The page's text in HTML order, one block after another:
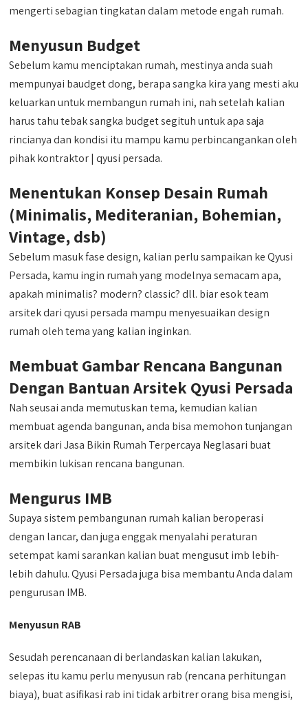
mengerti sebagian tingkatan dalam metode engah rumah.
Menyusun Budget
Sebelum kamu menciptakan rumah, mestinya anda suah
mempunyai baudget dong, berapa sangka kira yang mesti aku
keluarkan untuk membangun rumah ini, nah setelah kalian
harus tahu tebak sangka budget segituh untuk apa saja
rincianya dan kondisi itu mampu kamu perbincangankan oleh
pihak kontraktor | qyusi persada.
Menentukan Konsep Desain Rumah
(Minimalis, Mediteranian, Bohemian,
Vintage, dsb)
Sebelum masuk fase design, kalian perlu sampaikan ke Qyusi
Persada, kamu ingin rumah yang modelnya semacam apa,
apakah minimalis? modern? classic? dll. biar esok team
arsitek dari qyusi persada mampu menyesuaikan design
rumah oleh tema yang kalian inginkan.
Membuat Gambar Rencana Bangunan
Dengan Bantuan Arsitek Qyusi Persada
Nah seusai anda memutuskan tema, kemudian kalian
membuat agenda bangunan, anda bisa memohon tunjangan
arsitek dari Jasa Bikin Rumah Terpercaya Neglasari buat
membikin lukisan rencana bangunan.
Mengurus IMB
Supaya sistem pembangunan rumah kalian beroperasi
dengan lancar, dan juga enggak menyalahi peraturan
setempat kami sarankan kalian buat mengusut imb lebih-
lebih dahulu. Qyusi Persada juga bisa membantu Anda dalam
pengurusan IMB.
Menyusun RAB
Sesudah perencanaan di berlandaskan kalian lakukan,
selepas itu kamu perlu menyusun rab (rencana perhitungan
biaya), buat asifikasi rab ini tidak arbitrer orang bisa mengisi,